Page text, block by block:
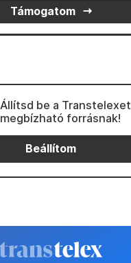
Támogatom
Állítsd be a Transtelexet
megbízható forrásnak!
Beállítom